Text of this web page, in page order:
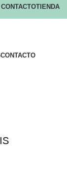
CONTACTOTIENDA
CONTACTO